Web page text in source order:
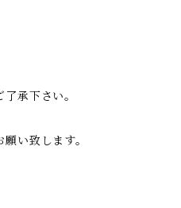
承下さい。
い致します。